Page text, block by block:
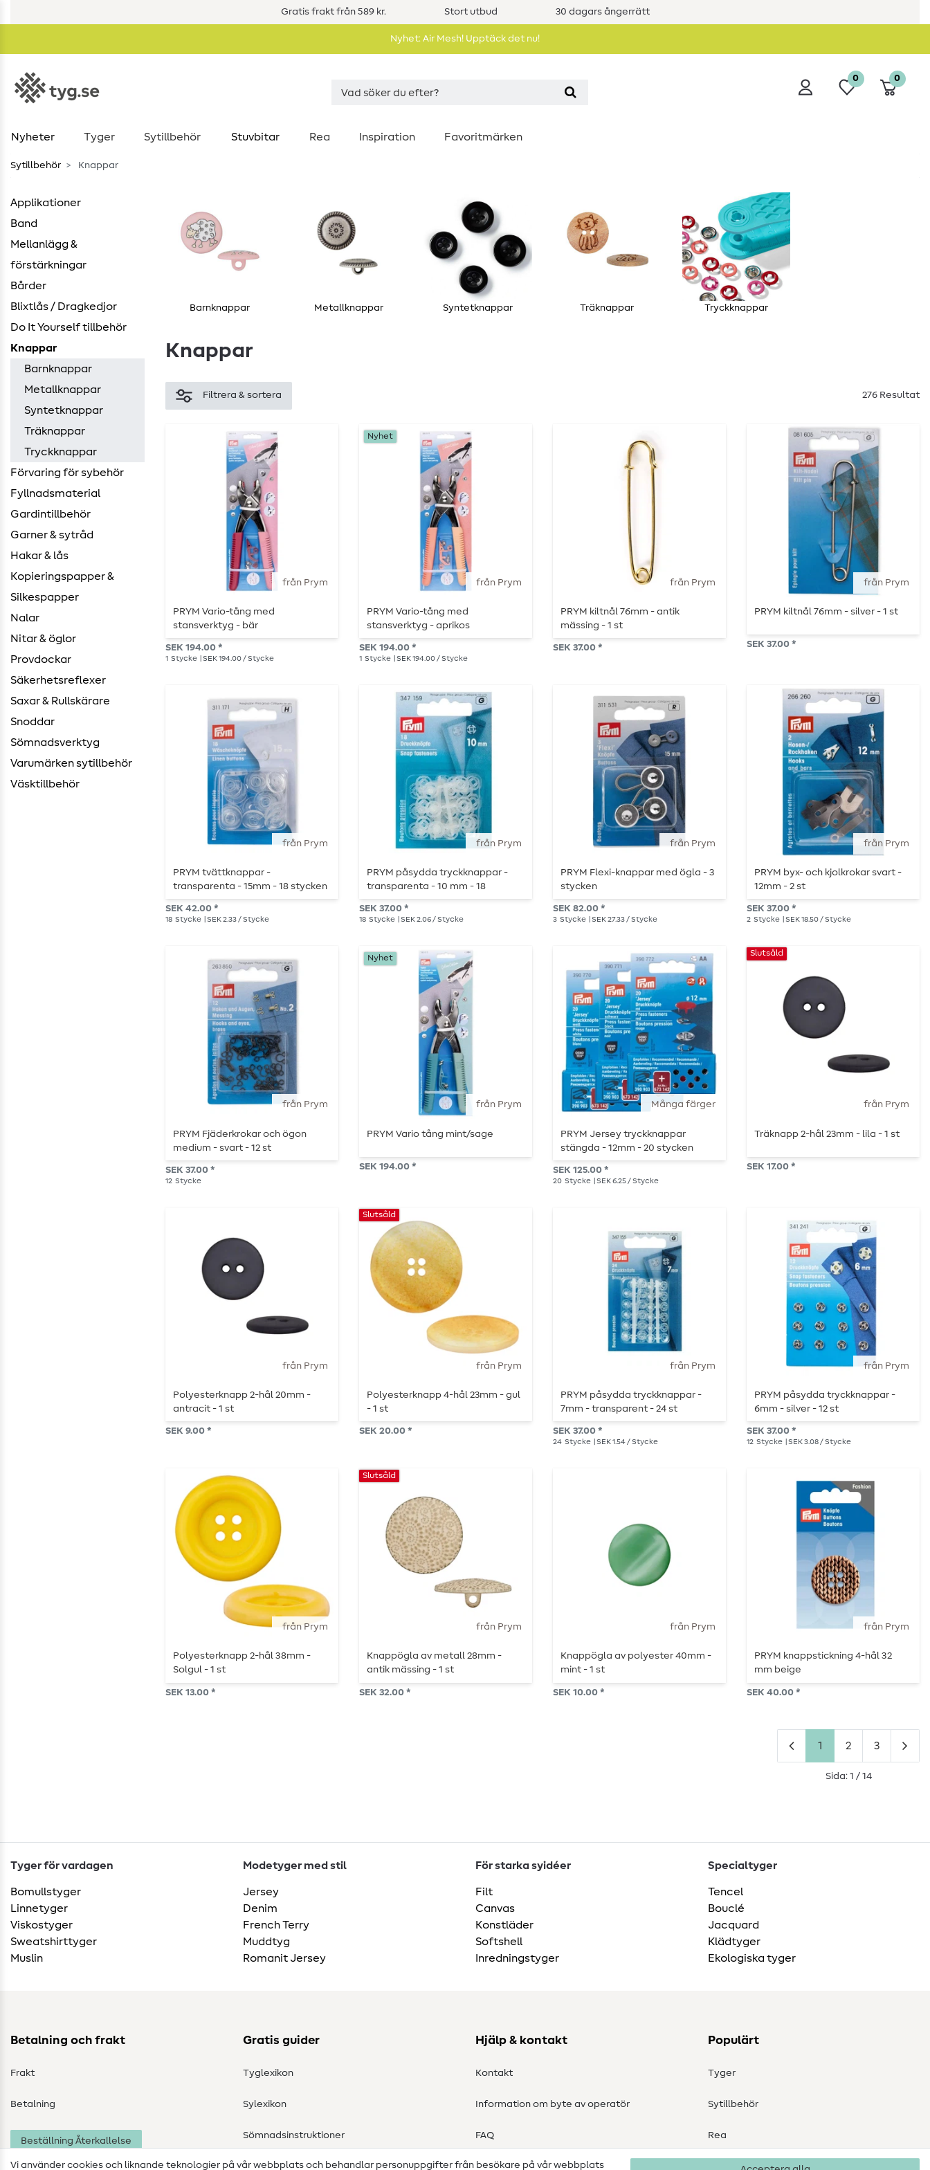
Gratis frakt från 589 kr. Stort utbud 30 dagars ångerrätt
Nyhet: Air Mesh! Upptäck det nu!
0 0
Nyheter Tyger Sytillbehör Stuvbitar Rea Inspiration Favoritmärken
Sytillbehör Knappar
Applikationer
Band
Mellanlägg &
förstärkningar
Bårder
Blixtlås / Dragkedjor
Do It Yourself tillbehör
Knappar
Barnknappar
Metallknappar
Syntetknappar
Träknappar
Tryckknappar
Förvaring för sybehör
Fyllnadsmaterial
Gardintillbehör
Garner & sytråd
Hakar & lås
Kopieringspapper &
Silkespapper
Nalar
Nitar & öglor
Provdockar
Säkerhetsreflexer
Saxar & Rullskärare
Snoddar
Sömnadsverktyg
Varumärken sytillbehör
Väsktillbehör
Barnknappar Metallknappar Syntetknappar Träknappar Tryckknappar
Knappar
Filtrera & sortera 276 Resultat
från Prym
PRYM Vario-tång med
stansverktyg - bär
SEK 194.00 *
1 Stycke | SEK 194.00 / Stycke
från Prym
Nyhet
PRYM Vario-tång med
stansverktyg - aprikos
SEK 194.00 *
1 Stycke | SEK 194.00 / Stycke
från Prym
PRYM kiltnål 76mm - antik
mässing - 1 st
SEK 37.00 *
från Prym
PRYM kiltnål 76mm - silver - 1 st
SEK 37.00 *
från Prym
PRYM tvättknappar -
transparenta - 15mm - 18 stycken
SEK 42.00 *
18 Stycke | SEK 2.33 / Stycke
från Prym
PRYM påsydda tryckknappar -
transparenta - 10 mm - 18
stycken
SEK 37.00 *
18 Stycke | SEK 2.06 / Stycke
från Prym
PRYM Flexi-knappar med ögla - 3
stycken
SEK 82.00 *
3 Stycke | SEK 27.33 / Stycke
från Prym
PRYM byx- och kjolkrokar svart -
12mm - 2 st
SEK 37.00 *
2 Stycke | SEK 18.50 / Stycke
från Prym
PRYM Fjäderkrokar och ögon
medium - svart - 12 st
SEK 37.00 *
12 Stycke
från Prym
Nyhet
PRYM Vario tång mint/sage
SEK 194.00 *
Många färger
PRYM Jersey tryckknappar
stängda - 12mm - 20 stycken
SEK 125.00 *
20 Stycke | SEK 6.25 / Stycke
från Prym
Slutsåld
Träknapp 2-hål 23mm - lila - 1 st
SEK 17.00 *
från Prym
Polyesterknapp 2-hål 20mm -
antracit - 1 st
SEK 9.00 *
från Prym
Slutsåld
Polyesterknapp 4-hål 23mm - gul
- 1 st
SEK 20.00 *
från Prym
PRYM påsydda tryckknappar -
7mm - transparent - 24 st
SEK 37.00 *
24 Stycke | SEK 1.54 / Stycke
från Prym
PRYM påsydda tryckknappar -
6mm - silver - 12 st
SEK 37.00 *
12 Stycke | SEK 3.08 / Stycke
från Prym
Polyesterknapp 2-hål 38mm -
Solgul - 1 st
SEK 13.00 *
från Prym
Slutsåld
Knappögla av metall 28mm -
antik mässing - 1 st
SEK 32.00 *
från Prym
Knappögla av polyester 40mm -
mint - 1 st
SEK 10.00 *
från Prym
PRYM knappstickning 4-hål 32
mm beige
SEK 40.00 *
1 2 3
Sida: 1 / 14
Tyger för vardagen
Bomullstyger
Linnetyger
Viskostyger
Sweatshirttyger
Muslin
Modetyger med stil
Jersey
Denim
French Terry
Muddtyg
Romanit Jersey
För starka syidéer
Filt
Canvas
Konstläder
Softshell
Inredningstyger
Specialtyger
Tencel
Bouclé
Jacquard
Klädtyger
Ekologiska tyger
Betalning och frakt
Frakt
Betalning
Beställning Återkallelse
Gratis guider
Tyglexikon
Sylexikon
Sömnadsinstruktioner
Hjälp & kontakt
Kontakt
Information om byte av operatör
FAQ
Ångerrätt
Populärt
Tyger
Sytillbehör
Rea
Vi använder cookies och liknande teknologier på vår webbplats och behandlar personuppgifter från besökare på vår webbplats